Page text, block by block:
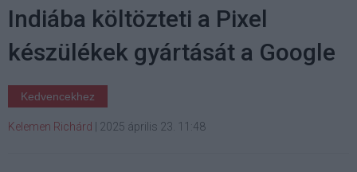
Indiába költözteti a Pixel
készülékek gyártását a Google
Kedvencekhez
Kelemen Richárd 2025 április 23. 11:48